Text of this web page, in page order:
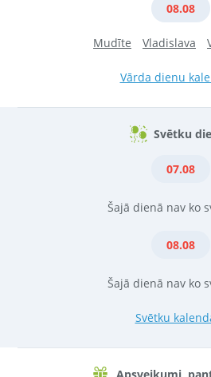
08.08
Mudīte Vladislava
Vārda dienu
Svētku
07.08
Šajā dienā nav ko
08.08
Šajā dienā nav ko
Svētku